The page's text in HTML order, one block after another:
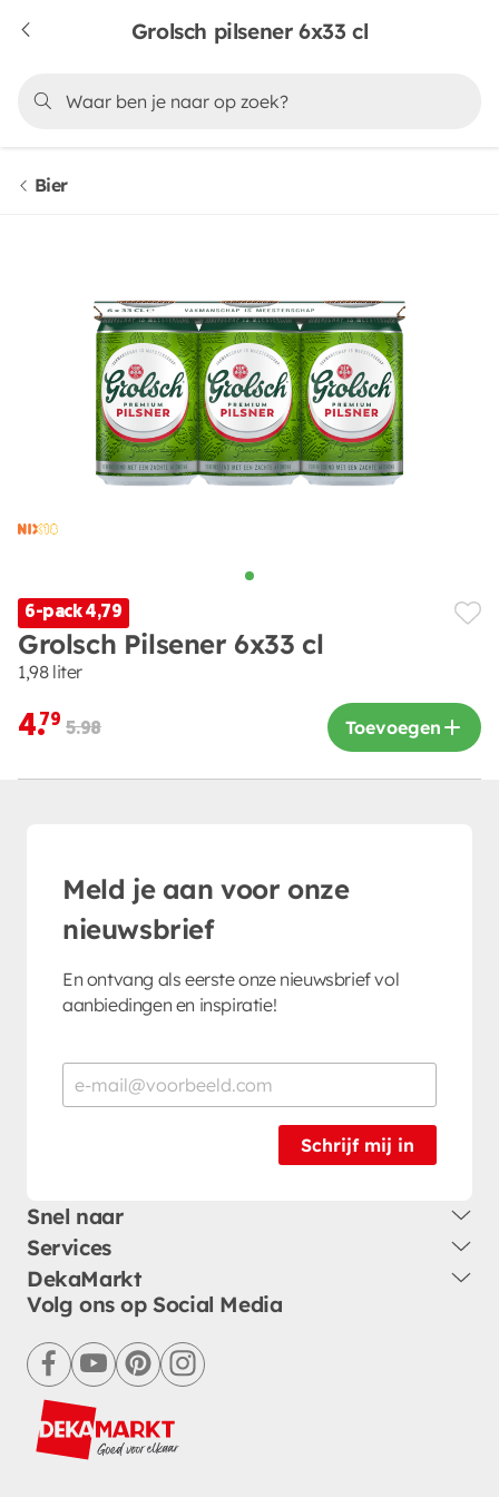
Grolsch pilsener 6x33 cl
Bier
6-pack 4,79
Grolsch Pilsener 6x33 cl
1,98 liter
4.79 5.98 Toevoegen
Meld je aan voor onze
nieuwsbrief
En ontvang als eerste onze nieuwsbrief vol
aanbiedingen en inspiratie!
Schrijf mij in
Snel naar
Services
DekaMarkt
Volg ons op Social Media
facebookyoutubepinterestinstagram